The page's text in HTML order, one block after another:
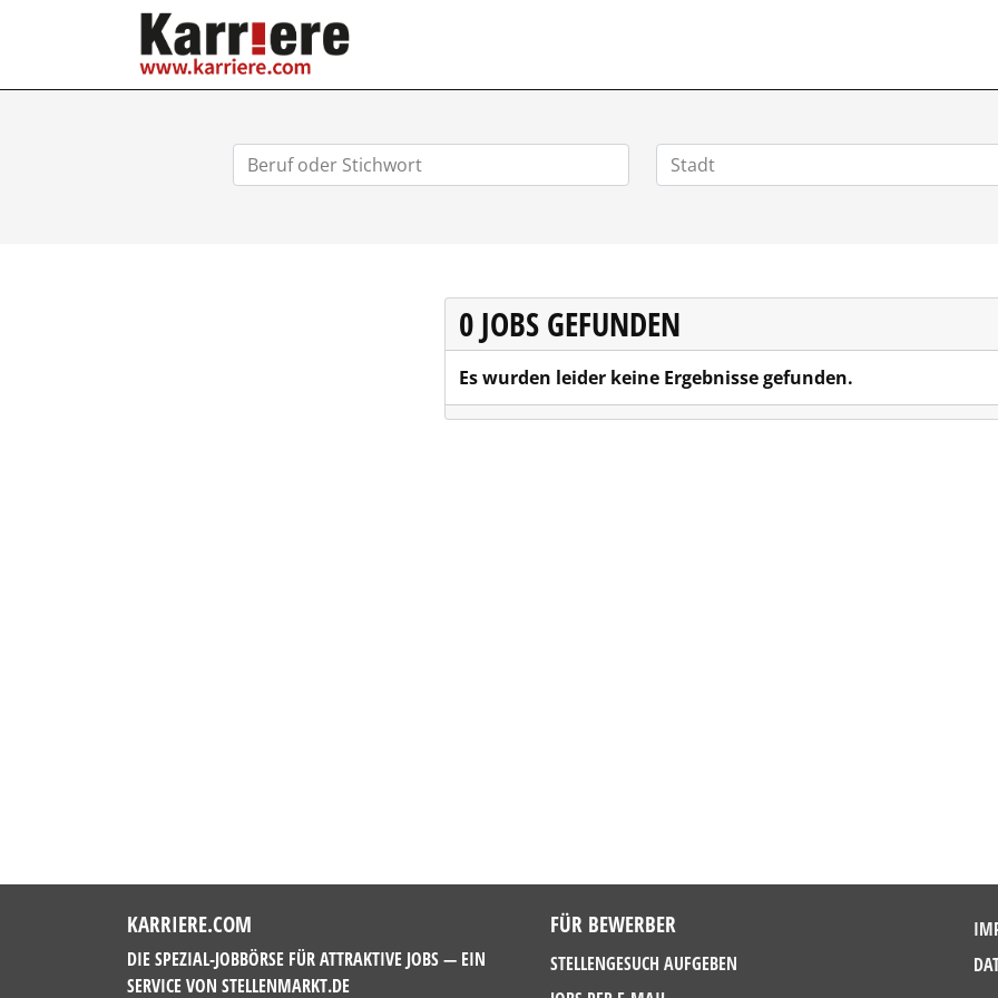
0 JOBS GEFUNDEN
Es wurden leider keine Ergebnisse gefunden.
KARRIERE.COM
DIE SPEZIAL-JOBBÖRSE FÜR ATTRAKTIVE JOBS — EIN
SERVICE VON STELLENMARKT.DE
FÜR BEWERBER
STELLENGESUCH AUFGEBEN